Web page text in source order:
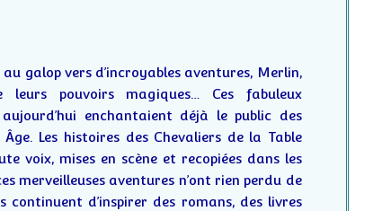
galop vers d’incroyables aventures, Merlin,
pouvoirs magiques… Ces fabuleux
enchantaient déjà le public des
Les histoires des Chevaliers de la Table
voix, mises en scène et recopiées dans les
merveilleuses aventures n’ont rien perdu de
continuent d’inspirer des romans, des livres